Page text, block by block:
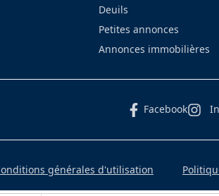
Deuils
Petites annonces
Annonces immobilières
Facebook
générales d'utilisation